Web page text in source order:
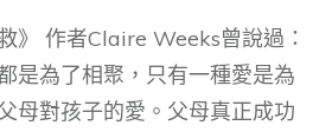
》 作者Claire Weeks曾說過：
是為了相聚，只有一種愛是為
對孩子的愛。父母真正成功